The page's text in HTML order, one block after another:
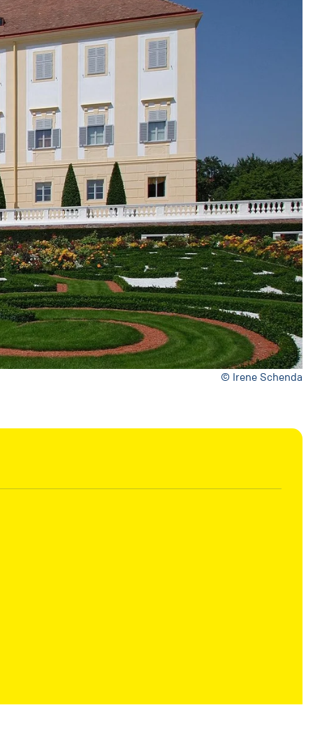
© Irene Schenda